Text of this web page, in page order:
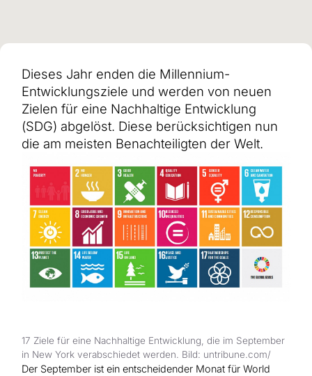
Testament und Legat
Erdbeben Venezuela
Hilfe für Ukraine
Hilfe für Sudan
Hilfe für Afghanistan
Alle Nothilfe-Projekte
Mittelverwendung
Jahresbericht und Finanzen
Afrika
Asien
Lateinamerika
Naher Osten und Europa
Dieses Jahr enden die Millennium-
Entwicklungsziele und werden von neuen
Zielen für eine Nachhaltige Entwicklung
(SDG) abgelöst. Diese berücksichtigen nun
die am meisten Benachteiligten der Welt.
17 Ziele für eine Nachhaltige Entwicklung, die im September
in New York verabschiedet werden. Bild: untribune.com/
Der September ist ein entscheidender Monat für World